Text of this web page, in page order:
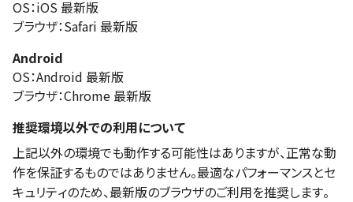
OS：iOS 最新版
ブラウザ：Safari 最新版
Android
OS：Android 最新版
ブラウザ：Chrome 最新版
推奨環境以外での利用について
上記以外の環境でも動作する可能性はありますが、正常な動
作を保証するものではありません。最適なパフォーマンスとセ
キュリティのため、最新版のブラウザのご利用を推奨します。